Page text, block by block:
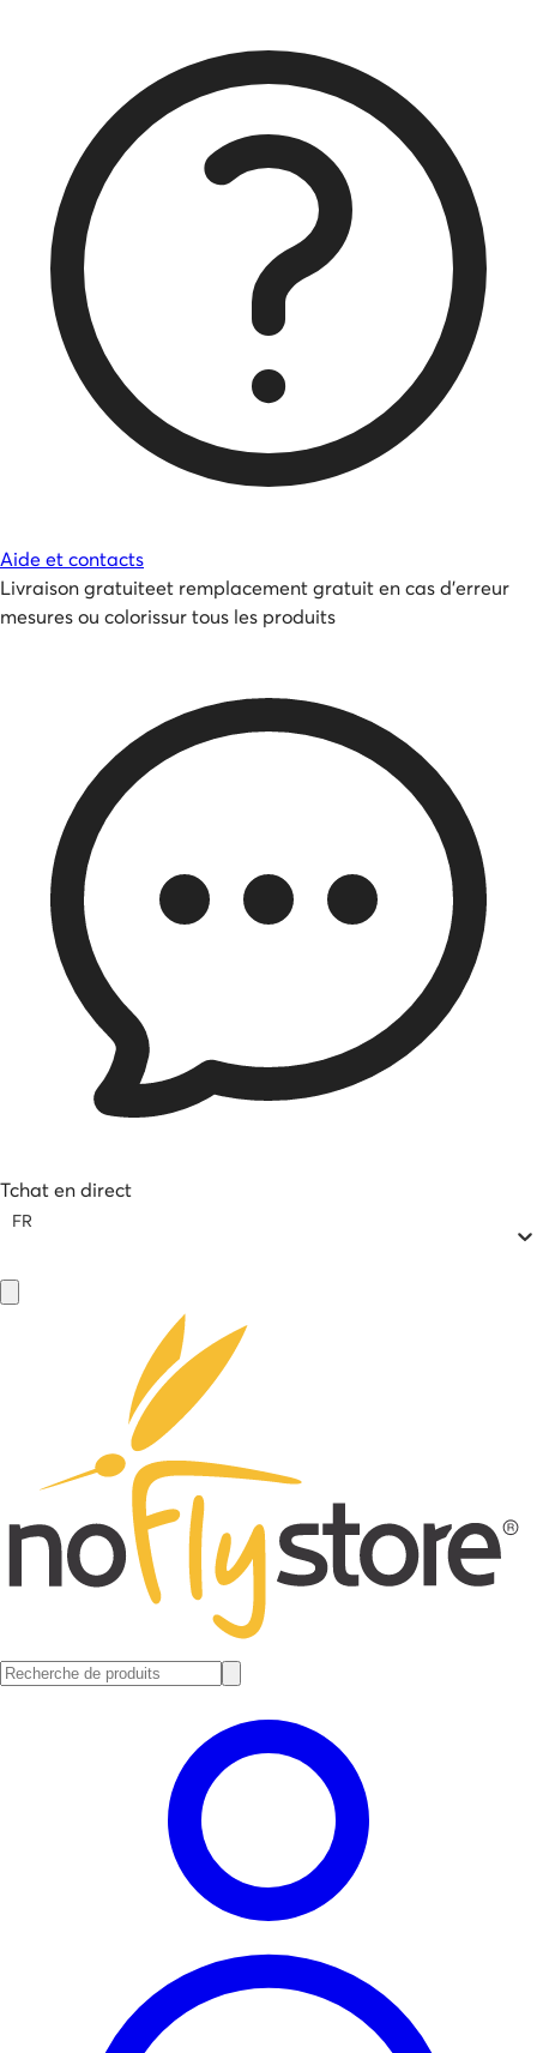
Aide et contacts
Livraison gratuiteet remplacement gratuit en cas d'erreur
mesures ou colorissur tous les produits
Tchat en direct
FR